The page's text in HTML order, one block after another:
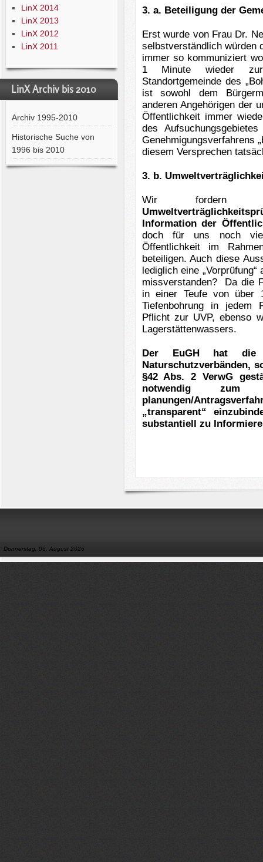
LinX 2014
LinX 2013
LinX 2012
LinX 2011
LinX Archiv bis 2010
Archiv 1995-2010
Historische Suche von
1996 bis 2010
3. a. Beteiligung der
Erst wurde von Frau Dr.
selbstverständlich würden
immer so kommuniziert
1 Minute wieder
Standortgemeinde des
ist sowohl dem
anderen Angehörigen der
Öffentlichkeit immer
des
Genehmigungsverfahrens
diesem Versprechen
3. b.
Wir fordern
Information der
doch für uns noch
Öffentlichkeit im
beteiligen. Auch diese
lediglich eine
missverstanden? Da die
in einer Teufe von über
Tiefenbohrung in jedem
Pflicht zur UVP, ebenso
Lagerstättenwassers.
Der EuGH hat die
Naturschutzverbänden,
§42 Abs. 2 VerwG
notwendig zum
planungen/
„transparent“
substantiell zu
Donnerstag, 06. August 2026